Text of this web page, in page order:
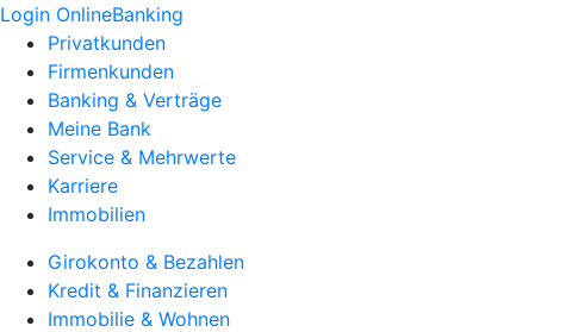
Login OnlineBanking
Privatkunden
Firmenkunden
Banking & Verträge
Meine Bank
Service & Mehrwerte
Karriere
Immobilien
Girokonto & Bezahlen
Kredit & Finanzieren
Immobilie & Wohnen